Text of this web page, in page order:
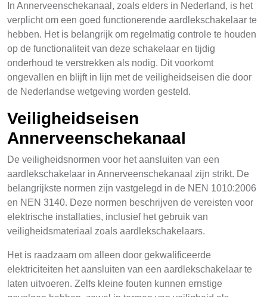
In Annerveenschekanaal, zoals elders in Nederland, is het
verplicht om een goed functionerende aardlekschakelaar te
hebben. Het is belangrijk om regelmatig controle te houden
op de functionaliteit van deze schakelaar en tijdig
onderhoud te verstrekken als nodig. Dit voorkomt
ongevallen en blijft in lijn met de veiligheidseisen die door
de Nederlandse wetgeving worden gesteld.
Veiligheidseisen
Annerveenschekanaal
De veiligheidsnormen voor het aansluiten van een
aardlekschakelaar in Annerveenschekanaal zijn strikt. De
belangrijkste normen zijn vastgelegd in de NEN 1010:2006
en NEN 3140. Deze normen beschrijven de vereisten voor
elektrische installaties, inclusief het gebruik van
veiligheidsmateriaal zoals aardlekschakelaars.
Het is raadzaam om alleen door gekwalificeerde
elektriciteiten het aansluiten van een aardlekschakelaar te
laten uitvoeren. Zelfs kleine fouten kunnen ernstige